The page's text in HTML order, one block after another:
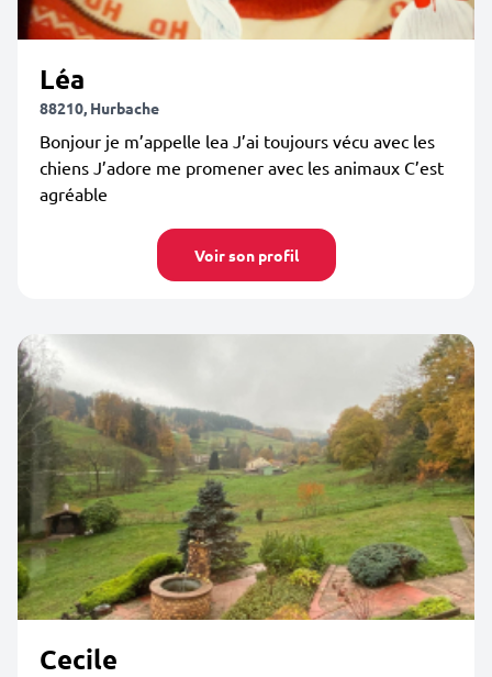
Léa
88210, Hurbache
Bonjour je m’appelle lea J’ai toujours vécu avec les
chiens J’adore me promener avec les animaux C’est
agréable
Voir son profil
Cecile